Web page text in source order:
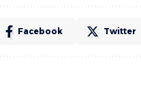
Facebook Twitter